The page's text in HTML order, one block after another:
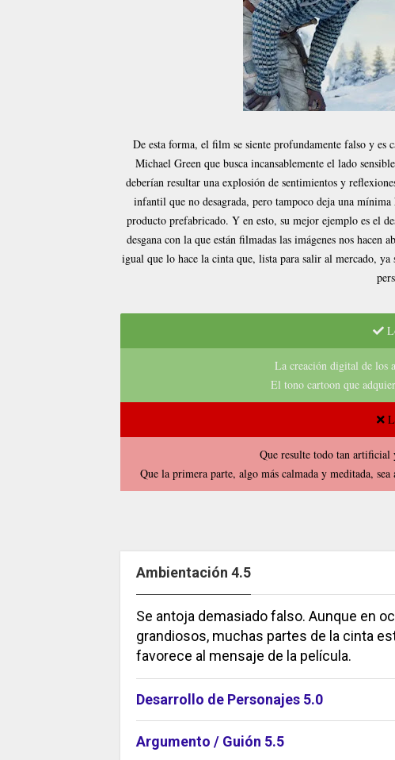
De esta forma, el film se siente profundamente falso y
Michael Green que busca incansablemente el lado
deberían resultar una explosión de sentimientos y
infantil que no desagrada, pero tampoco deja una
producto prefabricado. Y en esto, su mejor ejemplo es el
desgana con la que están filmadas las imágenes nos
igual que lo hace la cinta que, lista para salir al mercado,
La creación digital de los
El tono cartoon que
Que resulte todo tan artificial
Que la primera parte, algo más calmada y meditada,
Ambientación 4.5
Se antoja demasiado falso. Aunque en
grandiosos, muchas partes de la cinta
favorece al mensaje de la película.
Desarrollo de Personajes 5.0
Argumento / Guión 5.5